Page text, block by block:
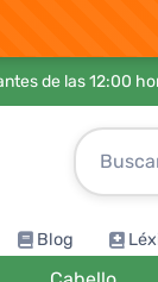
de las 12:00
Blog